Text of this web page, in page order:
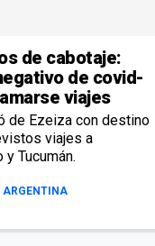
de cabotaje:
de covid-
viajes
de Ezeiza con destino
viajes a
Tucumán.
ARGENTINA